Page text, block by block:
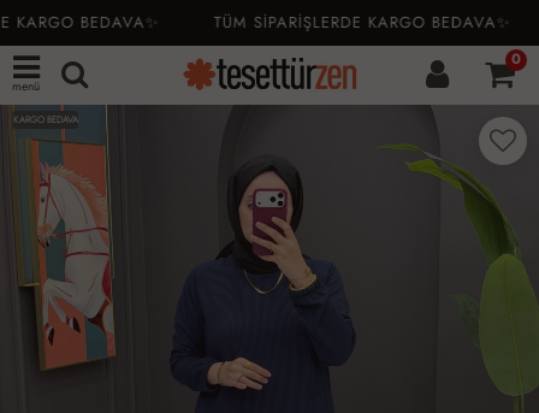
BEDAVA✨ TÜM SİPARİŞLERDE KARGO BEDAVA✨
menü
0
KARGO BEDAVA